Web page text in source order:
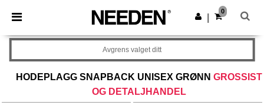
× Needen-app
Bedre priser i appen!
Last ned app
0
HODEPLAGG SNAPBACK UNISEX GRØNN GROSSIST
OG DETALJHANDEL
Avgrens valget ditt